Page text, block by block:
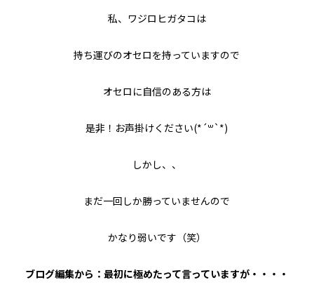
私、ワジロヒガタコは
持ち運びのオセロを持っていますので
オセロに自信のある方は
是非！お声掛けください(*´꒳`*)
しかし、、
まだ一回しか勝っていませんので
かなり弱いです（笑）
ブログ編集から：最初に極めたって言っていますが・・・・